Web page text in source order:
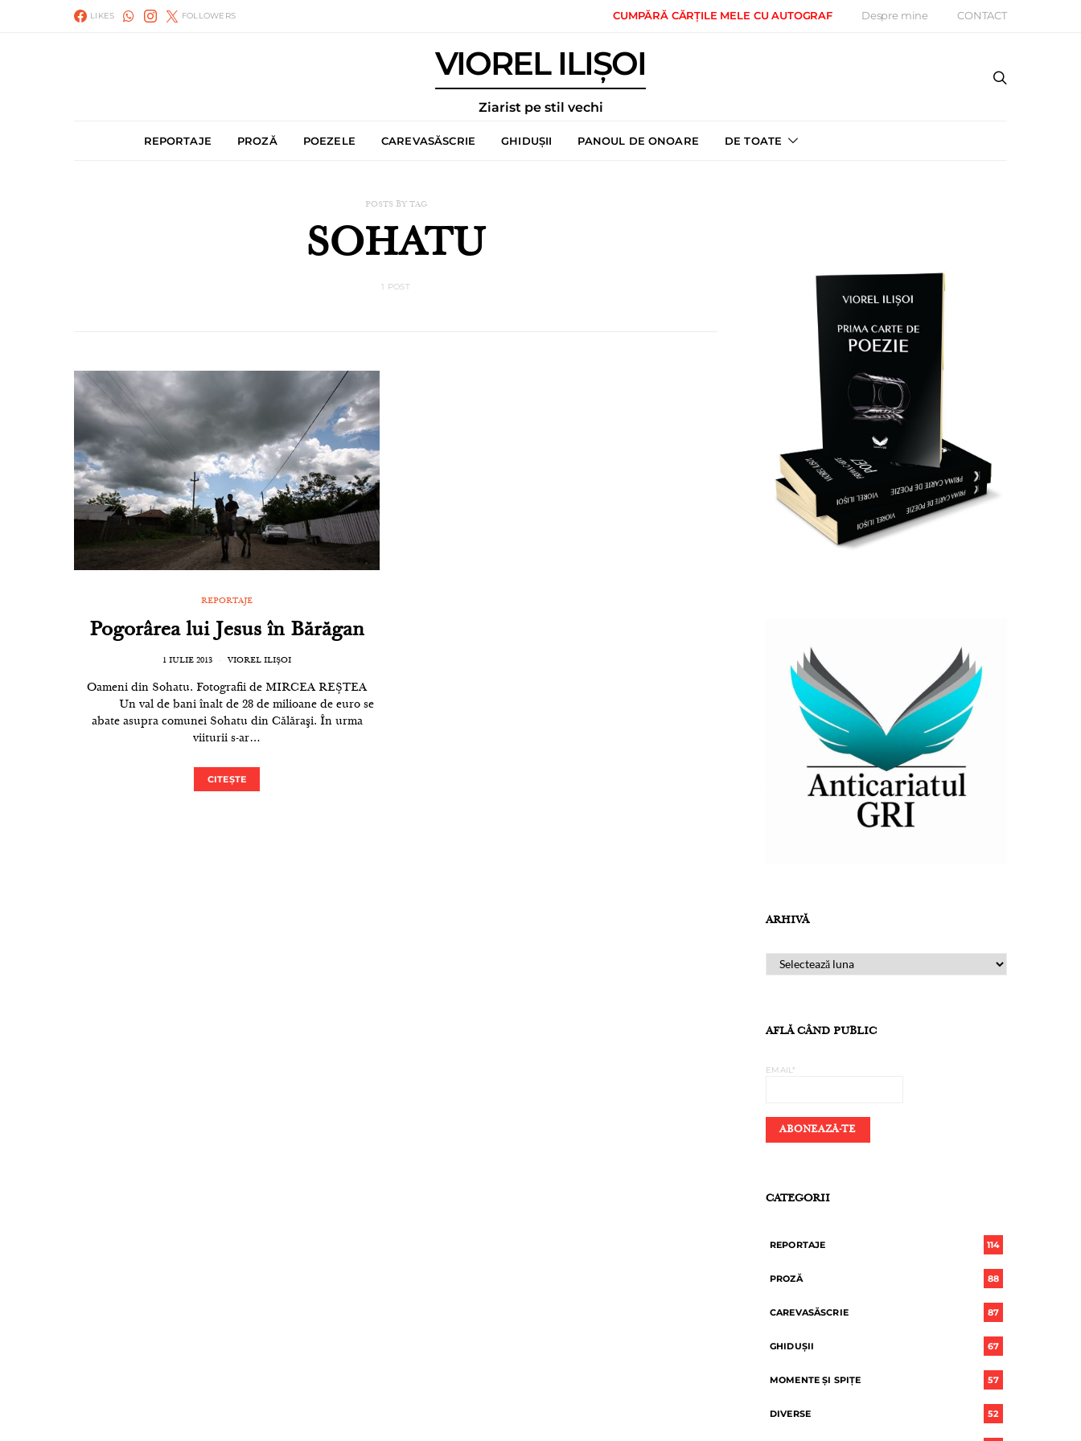
LIKES FOLLOWERS CUMPĂRĂ CĂRȚILE MELE CU AUTOGRAF Despre mine CONTACT
VIOREL ILIȘOI
Ziarist pe stil vechi
REPORTAJE PROZĂ POEZELE CAREVASĂSCRIE GHIDUȘII PANOUL DE ONOARE DE TOATE
POSTS BY TAG
SOHATU
1 POST
REPORTAJE
Pogorârea lui Jesus în Bărăgan
1 IULIE 2013 VIOREL ILIȘOI
Oameni din Sohatu. Fotografii de MIRCEA REȘTEA
Un val de bani înalt de 28 de milioane de euro se
abate asupra comunei Sohatu din Călăraşi. În urma
viiturii s-ar…
CITEȘTE
ARHIVĂ
ARHIVĂ
AFLĂ CÂND PUBLIC
EMAIL*
CATEGORII
REPORTAJE 114
PROZĂ 88
CAREVASĂSCRIE 87
GHIDUȘII 67
MOMENTE ȘI SPIȚE 57
DIVERSE 52